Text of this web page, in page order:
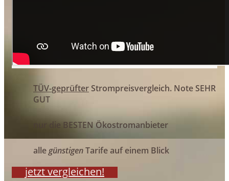
TÜV-geprüfterStrompreisvergleich. Note SEHR
GUT
nur die BESTEN Ökostromanbieter
allegünstigenTarife auf einem Blick
jetzt vergleichen!